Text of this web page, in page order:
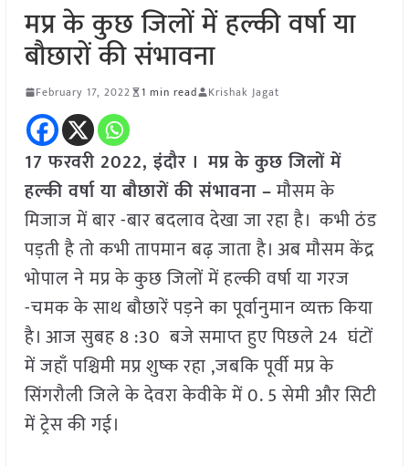
मप्र के कुछ जिलों में हल्की वर्षा या
बौछारों की संभावना
February 17, 2022 1 min read Krishak Jagat
17 फरवरी 2022, इंदौर । मप्र के कुछ जिलों में
हल्की वर्षा या बौछारों की संभावना –मौसम के
मिजाज में बार -बार बदलाव देखा जा रहा है। कभी ठंड
पड़ती है तो कभी तापमान बढ़ जाता है। अब मौसम केंद्र
भोपाल ने मप्र के कुछ जिलों में हल्की वर्षा या गरज
-चमक के साथ बौछारें पड़ने का पूर्वानुमान व्यक्त किया
है। आज सुबह 8 :30 बजे समाप्त हुए पिछले 24 घंटों
में जहाँ पश्चिमी मप्र शुष्क रहा ,जबकि पूर्वी मप्र के
सिंगरौली जिले के देवरा केवीके में 0. 5 सेमी और सिटी
में ट्रेस की गई।